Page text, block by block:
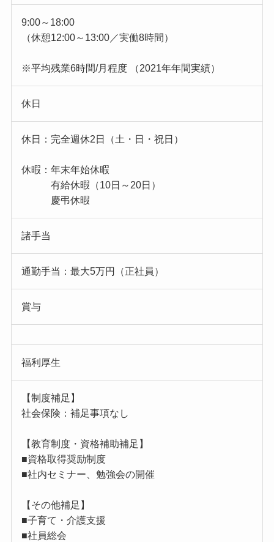
9:00～18:00
（休憩12:00～13:00／実働8時間）
※平均残業6時間/月程度 （2021年年間実績）
休日
休日：完全週休2日（土・日・祝日）
休暇：年末年始休暇
有給休暇（10日～20日）
慶弔休暇
諸手当
通勤手当：最大5万円（正社員）
賞与
福利厚生
【制度補足】
社会保険：補足事項なし
【教育制度・資格補助補足】
■資格取得奨励制度
■社内セミナー、勉強会の開催
【その他補足】
■子育て・介護支援
■社員総会